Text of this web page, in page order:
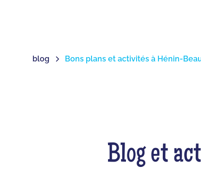
blog Bons plans et activités à Hénin-
Blog et